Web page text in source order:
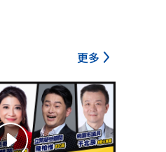
更多